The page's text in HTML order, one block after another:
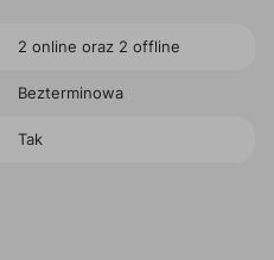
2 online oraz 2 offline
Bezterminowa
Tak